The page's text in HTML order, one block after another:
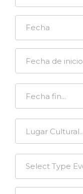
Fecha
Select Type